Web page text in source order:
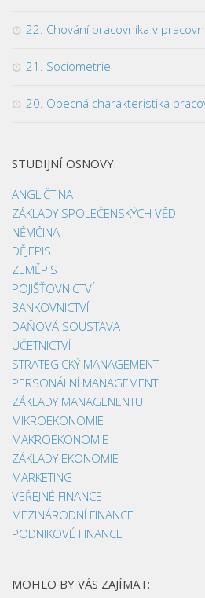
22. Chování pracovníka v
21. Sociometrie
20. Obecná charakteristika
STUDIJNÍ OSNOVY:
ANGLIČTINA
ZÁKLADY SPOLEČENSKÝCH VĚD
NĚMČINA
DĚJEPIS
ZEMĚPIS
POJIŠŤOVNICTVÍ
BANKOVNICTVÍ
DAŇOVÁ SOUSTAVA
ÚČETNICTVÍ
STRATEGICKÝ MANAGEMENT
PERSONÁLNÍ MANAGEMENT
ZÁKLADY MANAGENENTU
MIKROEKONOMIE
MAKROEKONOMIE
ZÁKLADY EKONOMIE
MARKETING
VEŘEJNÉ FINANCE
MEZINÁRODNÍ FINANCE
PODNIKOVÉ FINANCE
MOHLO BY VÁS ZAJÍMAT: